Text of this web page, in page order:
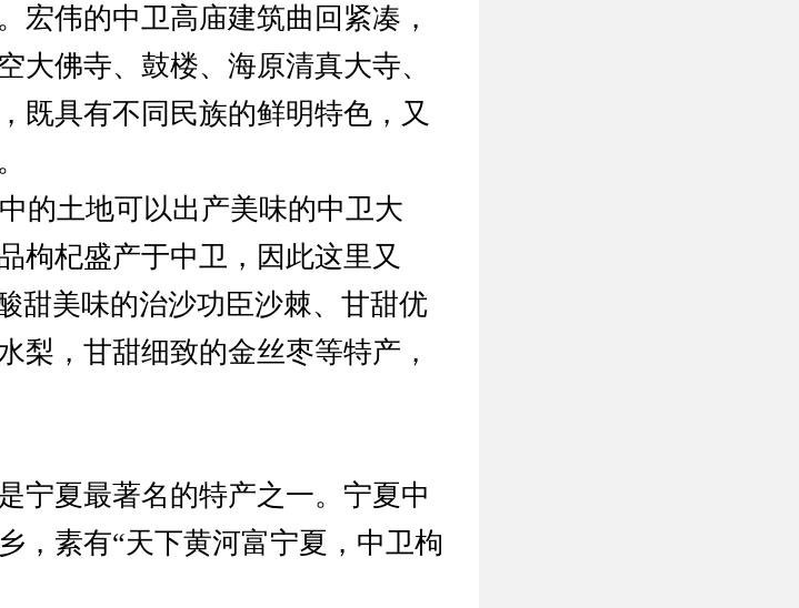
宏伟的中卫高庙建筑曲回紧凑，
大佛寺、鼓楼、海原清真大寺、
既具有不同民族的鲜明特色，又
的土地可以出产美味的中卫大
枸杞盛产于中卫，因此这里又
甜美味的治沙功臣沙棘、甘甜优
梨，甘甜细致的金丝枣等特产，
宁夏最著名的特产之一。宁夏中
，素有“天下黄河富宁夏，中卫枸